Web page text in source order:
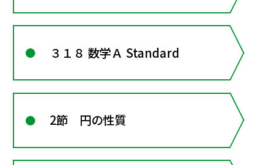
３１８ 数学Ａ Standard
2節 円の性質